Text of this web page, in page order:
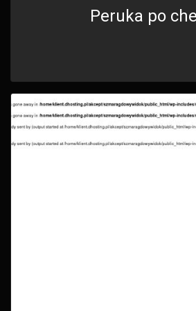
Peruka po